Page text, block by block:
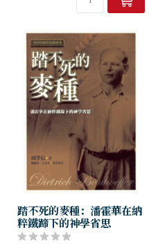
踏不死的麥種：潘霍華在納
粹鐵蹄下的神學省思